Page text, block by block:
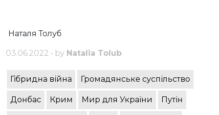
Наталя Толуб
03.06.2022 • by Natalia Tolub
Гібридна війна Громадянське суспільство
Донбас Крим Мир для України Путін